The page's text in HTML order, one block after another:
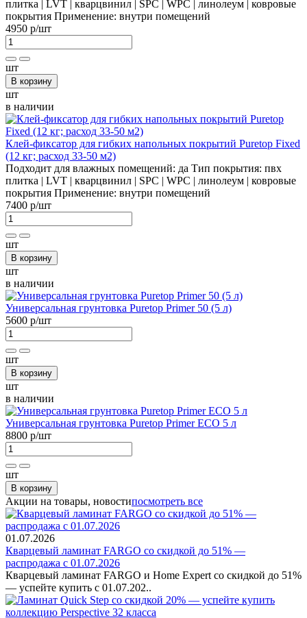
плитка | LVT | кварцвинил | SPC | WPC | линолеум | ковровые
покрытия Применение: внутри помещений
4950 р/шт
шт
В корзину
шт
в наличии
Клей-фиксатор для гибких напольных покрытий Puretop Fixed
(12 кг; расход 33-50 м2)
Подходит для влажных помещений: да Тип покрытия: пвх
плитка | LVT | кварцвинил | SPC | WPC | линолеум | ковровые
покрытия Применение: внутри помещений
7400 р/шт
шт
В корзину
шт
в наличии
Универсальная грунтовка Puretop Primer 50 (5 л)
5600 р/шт
шт
В корзину
шт
в наличии
Универсальная грунтовка Puretop Primer ECO 5 л
8800 р/шт
шт
В корзину
Акции на товары, новостипосмотреть все
01.07.2026
Кварцевый ламинат FARGO со скидкой до 51% —
распродажа с 01.07.2026
Кварцевый ламинат FARGO и Home Expert со скидкой до 51%
— успейте купить с 01.07.202..